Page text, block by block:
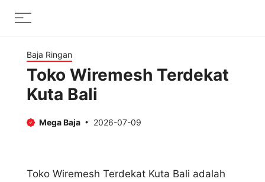
Menu
Baja Ringan
Toko Wiremesh Terdekat
Kuta Bali
Mega Baja 2026-07-09
Toko Wiremesh Terdekat Kuta Bali adalah